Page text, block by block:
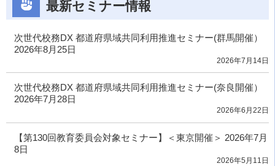
最新セミナー情報
次世代校務DX 都道府県域共同利用推進セミナー(群馬開催）
2026年8月25日
2026年7月14日
次世代校務DX 都道府県域共同利用推進セミナー(奈良開催）
2026年7月28日
2026年6月22日
【第130回教育委員会対象セミナー】＜東京開催＞ 2026年7月
8日
2026年5月11日